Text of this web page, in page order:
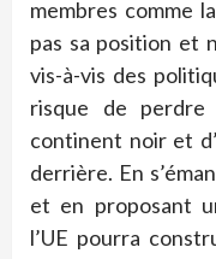
membres comme
pas sa position et
vis-à-vis des
risque de
continent noir et
derrière. En
et en proposant
l’UE pourra